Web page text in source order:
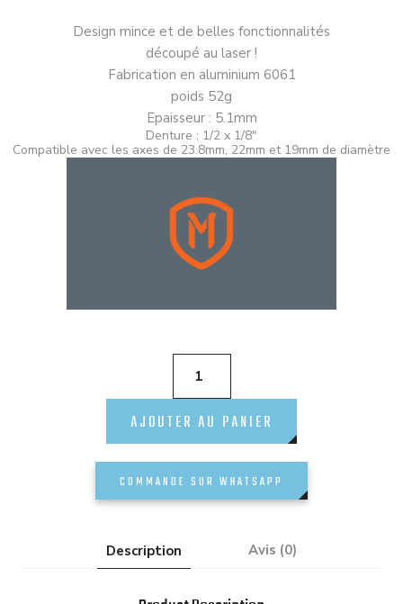
Design mince et de belles fonctionnalités
découpé au laser !
Fabrication en aluminium 6061
poids 52g
Epaisseur : 5.1mm
Denture : 1/2 x 1/8″
Compatible avec les axes de 23.8mm, 22mm et 19mm de diamètre
AJOUTER AU PANIER
COMMANDE SUR WHATSAPP
Description Avis (0)